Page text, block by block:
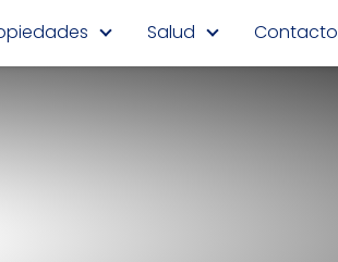
Salud Contacto